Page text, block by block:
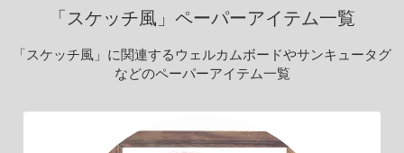
「スケッチ風」ペーパーアイテム一覧
「スケッチ風」に関連するウェルカムボードやサンキュータグ
などのペーパーアイテム一覧